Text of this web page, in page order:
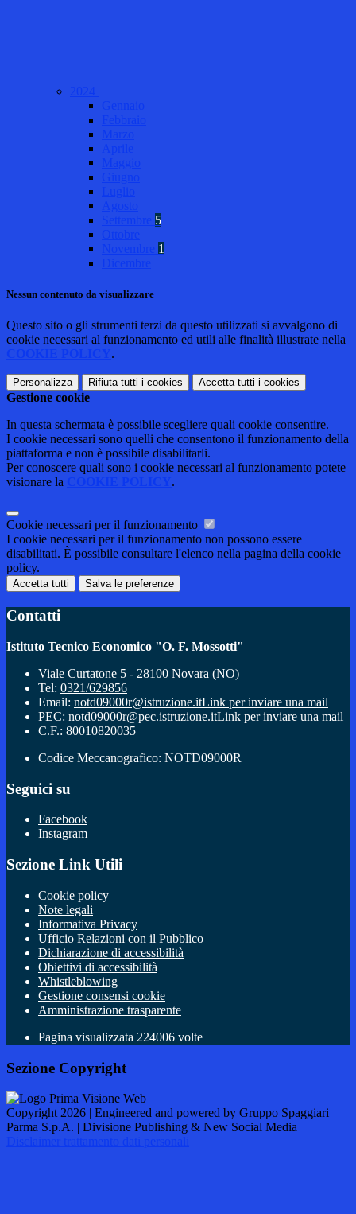
Gennaio
Febbraio
Marzo
Aprile
Maggio
Giugno
Luglio
Agosto
Settembre 5
Ottobre
Novembre 1
Dicembre
Nessun contenuto da visualizzare
Questo sito o gli strumenti terzi da questo utilizzati si avvalgono di
cookie necessari al funzionamento ed utili alle finalità illustrate nella
COOKIE POLICY .
Personalizza Rifiuta tutti i cookies Accetta tutti i cookies
Gestione cookie
In questa schermata è possibile scegliere quali cookie consentire.
I cookie necessari sono quelli che consentono il funzionamento della
piattaforma e non è possibile disabilitarli.
Per conoscere quali sono i cookie necessari al funzionamento potete
visionare la
COOKIE POLICY .
Cookie necessari per il funzionamento
I cookie necessari per il funzionamento non possono essere
disabilitati. È possibile consultare l'elenco nella pagina della cookie
policy.
Accetta tutti Salva le preferenze
Contatti
Istituto Tecnico Economico "O. F. Mossotti"
Viale Curtatone 5 - 28100 Novara (NO)
Tel: 0321/629856
Email: notd09000r@istruzione.itLink per inviare una mail
PEC: notd09000r@pec.istruzione.itLink per inviare una mail
C.F.: 80010820035
Codice Meccanografico: NOTD09000R
Seguici su
Facebook
Instagram
Sezione Link Utili
Cookie policy
Note legali
Informativa Privacy
Ufficio Relazioni con il Pubblico
Dichiarazione di accessibilità
Obiettivi di accessibilità
Whistleblowing
Gestione consensi cookie
Amministrazione trasparente
Pagina visualizzata 224006 volte
Sezione Copyright
Copyright 2026 | Engineered and powered by Gruppo Spaggiari
Parma S.p.A. | Divisione Publishing & New Social Media
Disclaimer trattamento dati personali